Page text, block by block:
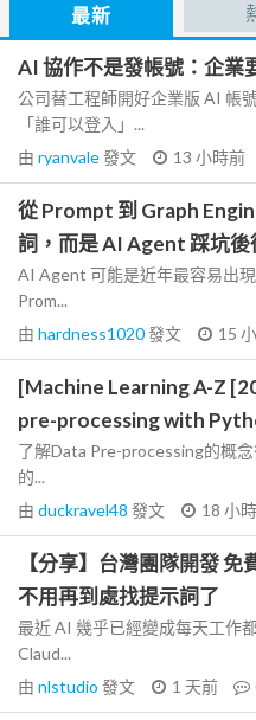
最新
AI 協作不是發帳號：企業
公司替工程師開好企業版 AI 帳
「誰可以登入」...
由 ryanvale發文 13 小時前
從 Prompt 到 Graph
詞，而是 AI Agent 踩坑後
AI Agent 可能是近年最容易出
Prom...
由 hardness1020發文 15
[Machine Learning A-Z
pre-processing with
了解Data Pre-processing的概
的...
由 duckravel48 發文 18 小
【分享】台灣團隊開發
不用再到處找提示詞了
最近 AI 幾乎已經變成每天工作
Claud...
由 nlstudio 發文 1 天前